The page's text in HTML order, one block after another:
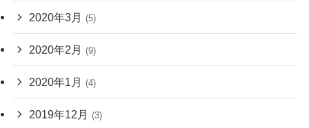
2020年3月 (5)
2020年2月 (9)
2020年1月 (4)
2019年12月 (3)